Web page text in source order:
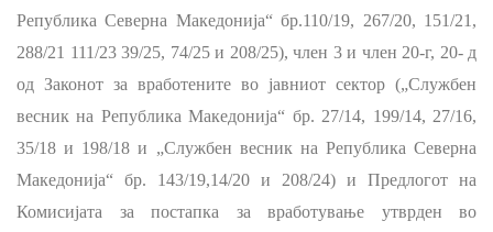
Република Северна Македонија“ бр.110/19, 267/20, 151/21,
288/21 111/2339/25, 74/25 и 208/25), член 3 и член 20-г, 20- д
од Законот за вработените во јавниот сектор („Службен
весник на Република Македонија“ бр. 27/14, 199/14, 27/16,
35/18 и 198/18 и „Службен весник на Република Северна
Македонија“ бр. 143/19,14/20 и 208/24) и Предлогот на
Комисијата за постапка за вработување утврден во